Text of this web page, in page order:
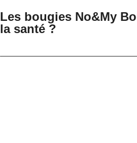
Les bougies No&My
la santé ?